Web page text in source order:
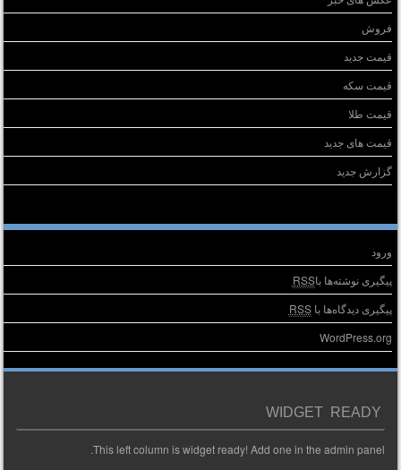
فروش
قیمت جدید
قیمت سکه
قیمت طلا
قیمت های جدید
گزارش جدید
ورود
پیگیری نوشته‌ها باRSS
پیگیری دیدگاه‌ها باRSS
WordPress.org
WIDGET READY
This left column is widget ready! Add one in the admin panel.